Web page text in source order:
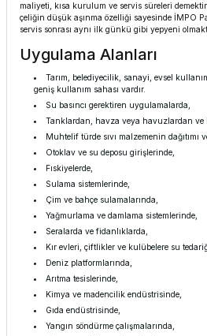
maliyeti, kısa kurulum ve servis süreleri
çeliğin düşük aşınma özelliği sayesinde İMPO
servis sonrası aynı ilk günkü gibi yepyeni
Uygulama Alanları
Tarım, belediyecilik, sanayi, evsel
geniş kullanım sahası vardır.
Su basıncı gerektiren uygulamalarda,
Tanklardan, havza veya havuzlardan ve
Muhtelif türde sıvı malzemenin dağıtımı
Otoklav ve su deposu girişlerinde,
Fıskiyelerde,
Sulama sistemlerinde,
Çim ve bahçe sulamalarında,
Yağmurlama ve damlama sistemlerinde,
Seralarda ve fidanlıklarda,
Kır evleri, çiftlikler ve kulübelere su
Deniz platformlarında,
Arıtma tesislerinde,
Kimya ve madencilik endüstrisinde,
Gıda endüstrisinde,
Yangın söndürme çalışmalarında,